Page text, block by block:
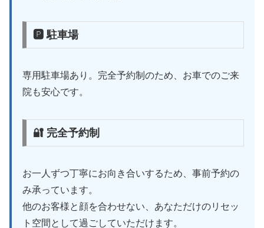
🅿 駐車場
専用駐車場あり。完全予約制のため、お車でのご来
院も安心です。
🔐 完全予約制
お一人ずつ丁寧にお向き合いするため、事前予約の
み承っています。
他のお客様と顔を合わせない、あなただけのリセッ
ト空間として過ごしていただけます。